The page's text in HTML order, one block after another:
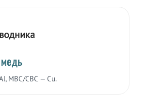
МВС/СВС — Cu.